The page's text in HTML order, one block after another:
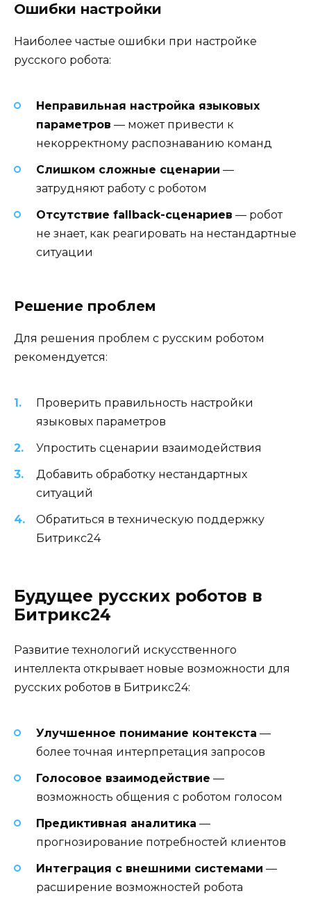
Ошибки настройки
Наиболее частые ошибки при настройке
русского робота:
Неправильная настройка языковых
параметров — может привести к
некорректному распознаванию команд
Слишком сложные сценарии —
затрудняют работу с роботом
Отсутствие fallback-сценариев — робот
не знает, как реагировать на нестандартные
ситуации
Решение проблем
Для решения проблем с русским роботом
рекомендуется:
Проверить правильность настройки
языковых параметров
Упростить сценарии взаимодействия
Добавить обработку нестандартных
ситуаций
Обратиться в техническую поддержку
Битрикс24
Будущее русских роботов в
Битрикс24
Развитие технологий искусственного
интеллекта открывает новые возможности для
русских роботов в Битрикс24:
Улучшенное понимание контекста —
более точная интерпретация запросов
Голосовое взаимодействие —
возможность общения с роботом голосом
Предиктивная аналитика —
прогнозирование потребностей клиентов
Интеграция с внешними системами —
расширение возможностей робота